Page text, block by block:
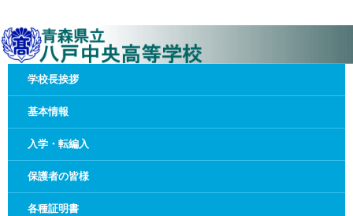
学校長挨拶
基本情報
入学・転編入
保護者の皆様
各種証明書